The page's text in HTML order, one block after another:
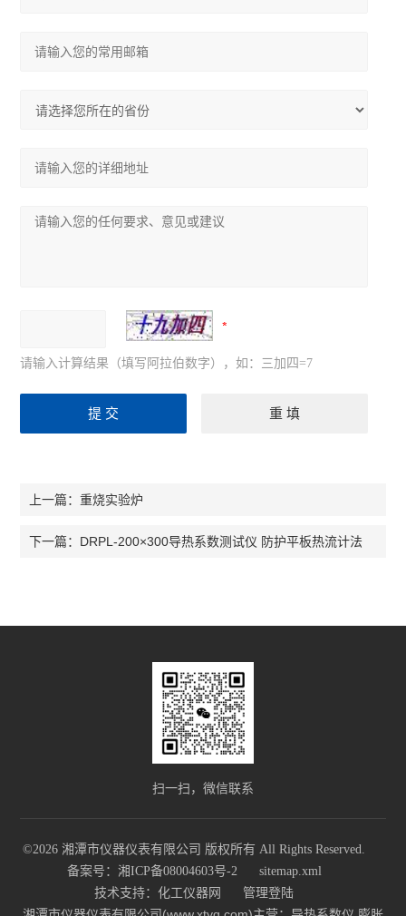
请输入计算结果（填写阿拉伯数字），如：三加四=7
上一篇：重烧实验炉
下一篇： DRPL-200×300导热系数测试仪 防护平板热流计法
扫一扫，微信联系
©2026 湘潭市仪器仪表有限公司 版权所有 All Rights Reserved.
备案号：湘ICP备08004603号-2
sitemap.xml
技术支持： 化工仪器网 管理登陆